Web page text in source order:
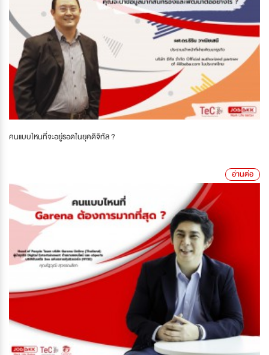
คนแบบไหนที่จะอยู่รอดในยุคดิจิทัล ?
อ่านต่อ